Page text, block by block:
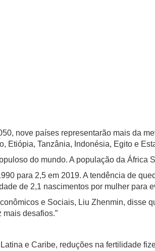
nove países representarão mais da
Etiópia, Tanzânia, Indonésia, Egito e
do mundo. A população da África
para 2,5 em 2019. A tendência de
de 2,1 nascimentos por mulher para
e Sociais, Liu Zhenmin, disse
desafios.”
e Caribe, reduções na fertilidade